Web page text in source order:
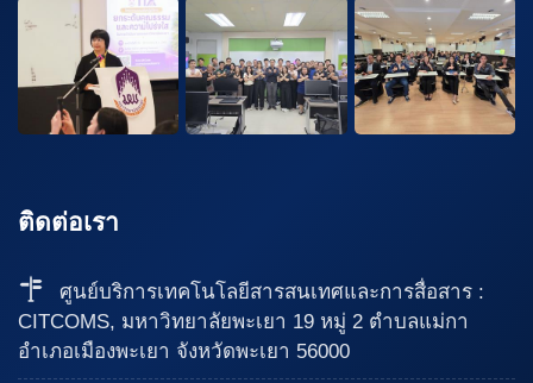
ติดต่อเรา
ศูนย์บริการเทคโนโลยีสารสนเทศและการสื่อสาร :
CITCOMS, มหาวิทยาลัยพะเยา 19 หมู่ 2 ตำบลแม่กา
อำเภอเมืองพะเยา จังหวัดพะเยา 56000